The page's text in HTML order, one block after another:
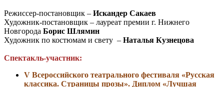
Режиссер-постановщик – Искандер Сакаев
Художник-постановщик – лауреат премии г. Нижнего
Новгорода Борис Шлямин
Художник по костюмам и свету – Наталья Кузнецова
Спектакль-участник:
V Всероссийского театрального фестиваля «Русская
классика. Страницы прозы». Диплом «Лучшая